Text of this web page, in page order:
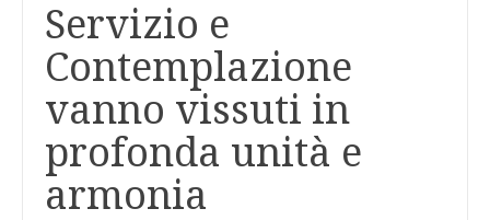
Servizio e
Contemplazione
vanno vissuti in
profonda unità e
armonia